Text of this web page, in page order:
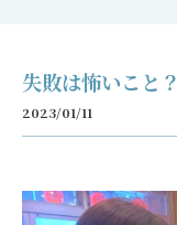
失敗は怖いこと？
2023/01/11